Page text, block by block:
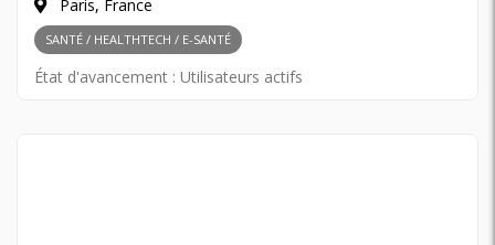
Paris, France
SANTÉ / HEALTHTECH / E-SANTÉ
État d'avancement : Utilisateurs actifs